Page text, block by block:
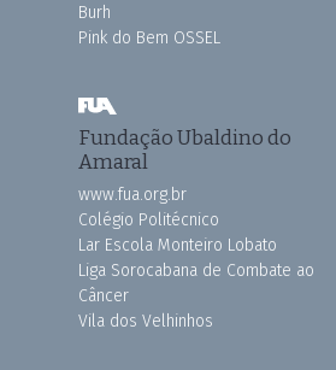
Burh
Pink do Bem OSSEL
Fundação Ubaldino do
Amaral
www.fua.org.br
Colégio Politécnico
Lar Escola Monteiro Lobato
Liga Sorocabana de Combate ao
Câncer
Vila dos Velhinhos